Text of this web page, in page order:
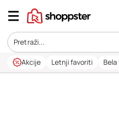
Akcije Letnji favoriti